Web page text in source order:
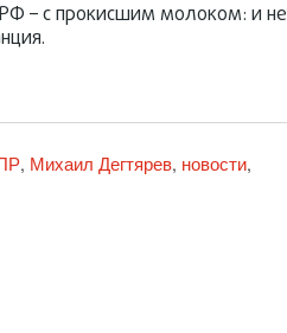
– с прокисшим молоком: и не
, Михаил Дегтярев, новости,